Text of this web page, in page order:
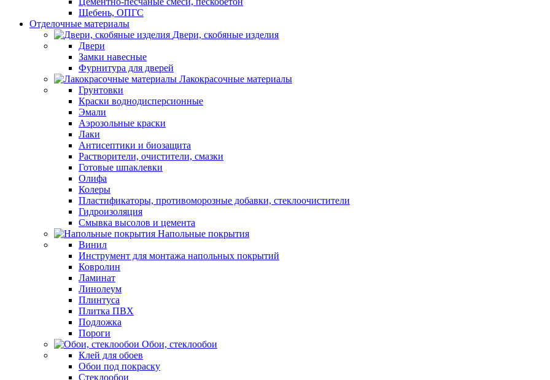
Щебень, ОПГС
Отделочные материалы
Двери, скобяные изделия
Двери
Замки навесные
Фурнитура для дверей
Лакокрасочные материалы
Грунтовки
Краски воднодисперсионные
Эмали
Аэрозольные краски
Лаки
Антисептики и биозащита
Растворители, очистители, смазки
Готовые шпаклевки
Олифа
Колеры
Пластификаторы, противоморозные добавки, стеклоочистители
Гидроизоляция
Смывка высолов и цемента
Напольные покрытия
Винил
Инструмент для монтажа напольных покрытий
Ковролин
Ламинат
Линолеум
Плинтуса
Плитка ПВХ
Подложка
Пороги
Обои, стеклообои
Клей для обоев
Обои под покраску
Стеклообои